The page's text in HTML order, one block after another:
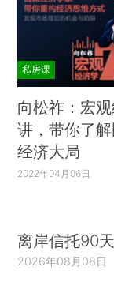
私房课
向松祚：宏
讲，带你了
经济大局
2022年04月06日
离岸信托90
2026年08月08日